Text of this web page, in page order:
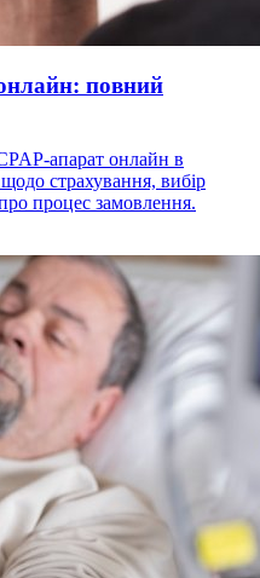
повний
апарат онлайн в
страхування, вибір
процес замовлення.